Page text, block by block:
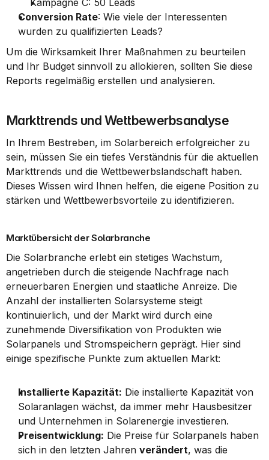
Kampagne C: 50 Leads
Conversion Rate: Wie viele der Interessenten
wurden zu qualifizierten Leads?
Um die Wirksamkeit Ihrer Maßnahmen zu beurteilen
und Ihr Budget sinnvoll zu allokieren, sollten Sie diese
Reports regelmäßig erstellen und analysieren.
Markttrends und Wettbewerbsanalyse
In Ihrem Bestreben, im Solarbereich erfolgreicher zu
sein, müssen Sie ein tiefes Verständnis für die aktuellen
Markttrends und die Wettbewerbslandschaft haben.
Dieses Wissen wird Ihnen helfen, die eigene Position zu
stärken und Wettbewerbsvorteile zu identifizieren.
Marktübersicht der Solarbranche
Die Solarbranche erlebt ein stetiges Wachstum,
angetrieben durch die steigende Nachfrage nach
erneuerbaren Energien und staatliche Anreize. Die
Anzahl der installierten Solarsysteme steigt
kontinuierlich, und der Markt wird durch eine
zunehmende Diversifikation von Produkten wie
Solarpanels und Stromspeichern geprägt. Hier sind
einige spezifische Punkte zum aktuellen Markt:
Installierte Kapazität: Die installierte Kapazität von
Solaranlagen wächst, da immer mehr Hausbesitzer
und Unternehmen in Solarenergie investieren.
Preisentwicklung: Die Preise für Solarpanels haben
sich in den letzten Jahren verändert, was die